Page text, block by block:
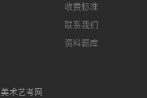
收费标准
联系我们
资料题库
美术艺考网